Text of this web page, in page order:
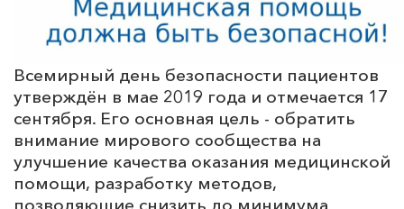
Всемирный день безопасности пациентов
утверждён в мае 2019 года и отмечается 17
сентября. Его основная цель - обратить
внимание мирового сообщества на
улучшение качества оказания медицинской
помощи, разработку методов,